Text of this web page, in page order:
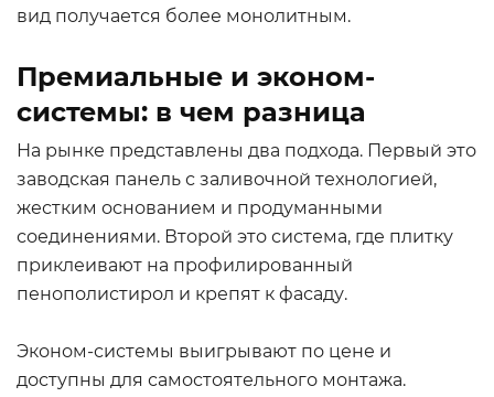
вид получается более монолитным.
Премиальные и эконом-
системы: в чем разница
На рынке представлены два подхода. Первый это
заводская панель с заливочной технологией,
жестким основанием и продуманными
соединениями. Второй это система, где плитку
приклеивают на профилированный
пенополистирол и крепят к фасаду.
Эконом-системы выигрывают по цене и
доступны для самостоятельного монтажа.